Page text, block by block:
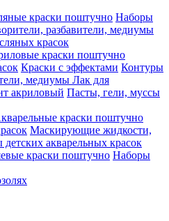
краски поштучно Наборы
разбавители, медиумы
красок
краски поштучно
Краски с эффектами Контуры
медиумы Лак для
акриловый Пасты, гели, муссы
краски поштучно
Маскирующие жидкости,
акварельных красок
краски поштучно Наборы